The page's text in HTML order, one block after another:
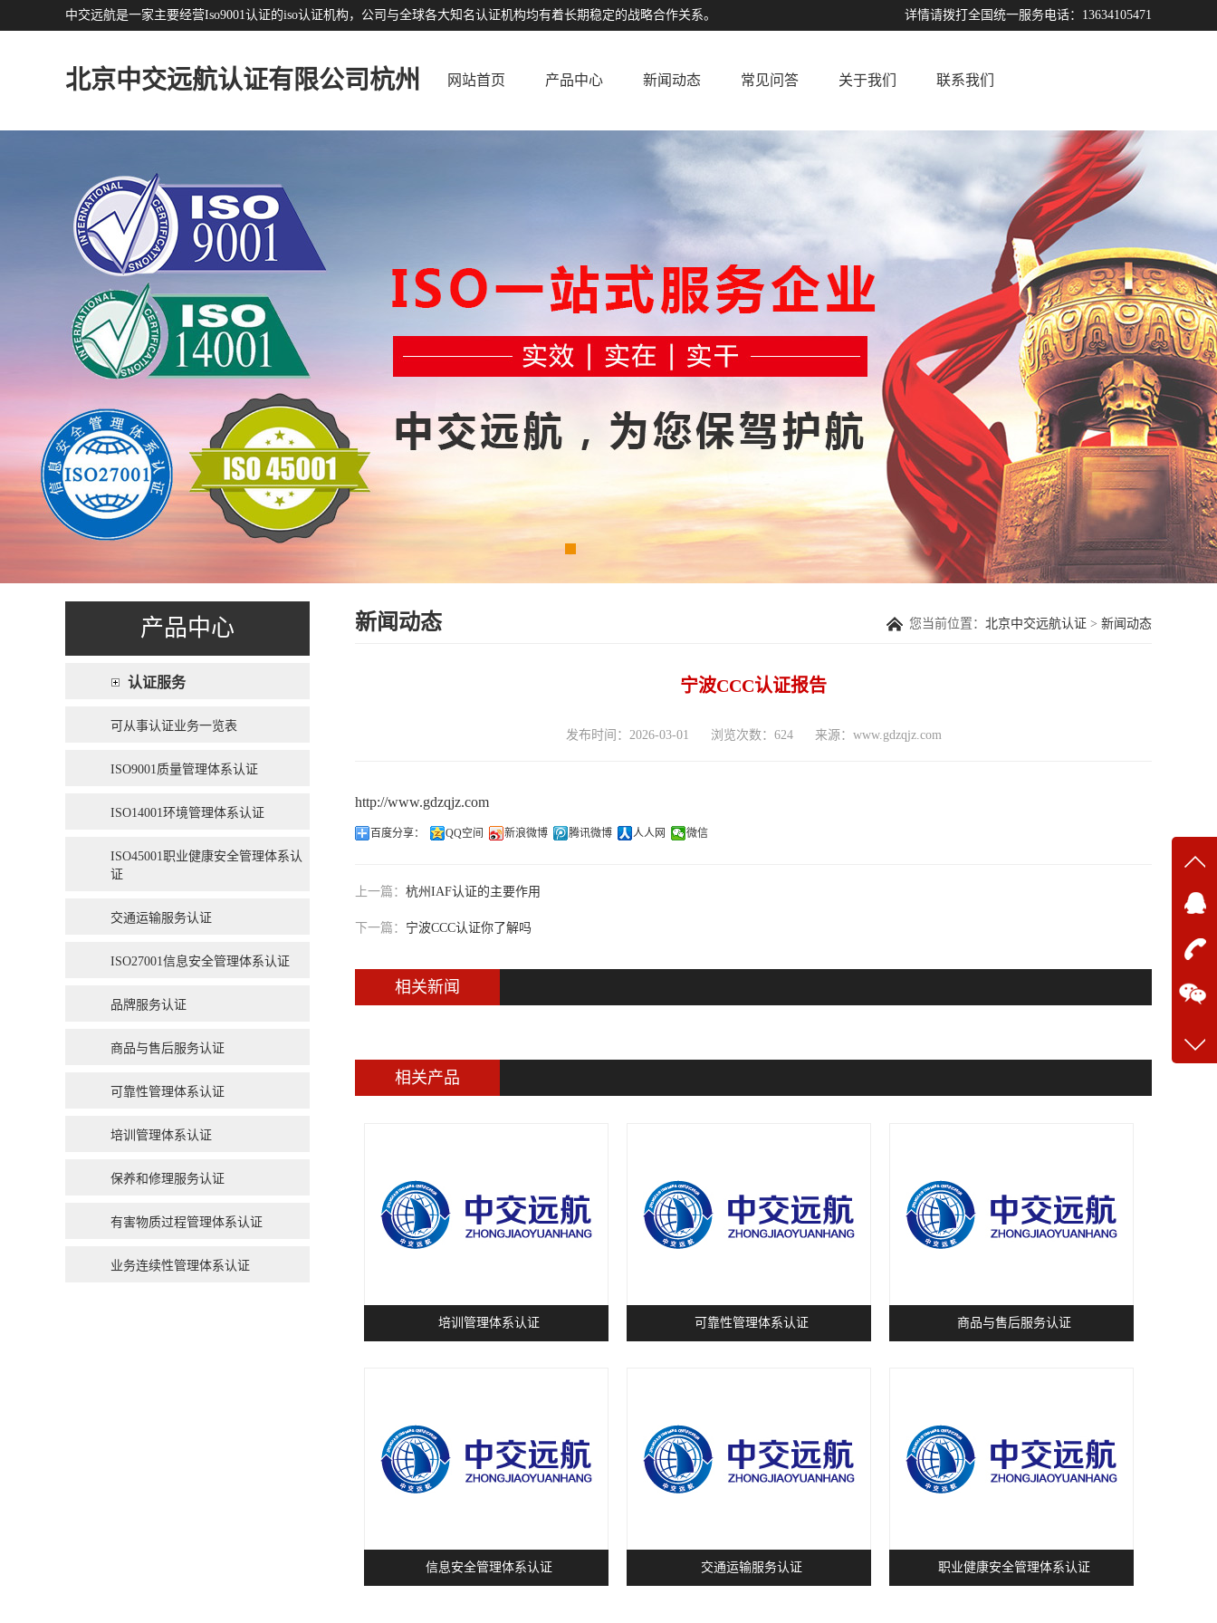
中交远航是一家主要经营Iso9001认证的iso认证机构，公司与全球各大知名认证机构均有着长期稳定的战略合作关系。 详情请拨打全国统一服务电话：13634105471
北京中交远航认证有限公司杭州
分公司
网站首页 产品中心 新闻动态 常见问答 关于我们 联系我们
产品中心
认证服务
可从事认证业务一览表
ISO9001质量管理体系认证
ISO14001环境管理体系认证
ISO45001职业健康安全管理体系认
证
交通运输服务认证
ISO27001信息安全管理体系认证
品牌服务认证
商品与售后服务认证
可靠性管理体系认证
培训管理体系认证
保养和修理服务认证
有害物质过程管理体系认证
业务连续性管理体系认证
新闻动态 您当前位置： 北京中交远航认证 > 新闻动态
宁波CCC认证报告
发布时间：2026-03-01 浏览次数：624 来源：www.gdzqjz.com
http://www.gdzqjz.com
百度分享： QQ空间 新浪微博 腾讯微博 人人网 微信
上一篇： 杭州IAF认证的主要作用
下一篇： 宁波CCC认证你了解吗
相关新闻
相关产品
培训管理体系认证 可靠性管理体系认证 商品与售后服务认证
信息安全管理体系认证 交通运输服务认证 职业健康安全管理体系认证
在线
在
咨询
客服